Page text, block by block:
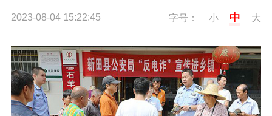
2023-08-04 15:22:45 字号： 小 中 大